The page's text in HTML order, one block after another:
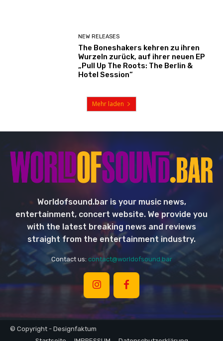
NEW RELEASES
The Boneshakers kehren zu ihren
Wurzeln zurück, auf ihrer neuen EP
„Pull Up The Roots: The Berlin &
Hotel Session“
Mehr laden
Worldofsound.bar is your music news,
entertainment, concert website. We provide you
with the latest breaking news and reviews
straight from the entertainment industry.
Contact us: contact@worldofsound.bar
© Copyright - Designfaktum